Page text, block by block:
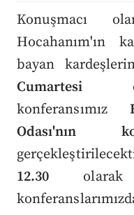
Konuşmacı
Hocahanım'ın
bayan
Cumartesi
konferansımız
Odası'nın
12.30 olarak